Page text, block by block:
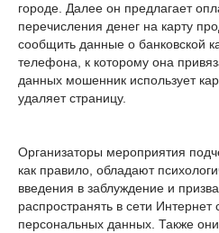
городе. Далее он предлагает
перечисления денег на карту
сообщить данные о банковской
телефона, к которому она
данных мошенник использует
удаляет страницу.
Организаторы мероприятия
как правило, обладают
введения в заблуждение и
распространять в сети Интернет
персональных данных. Также